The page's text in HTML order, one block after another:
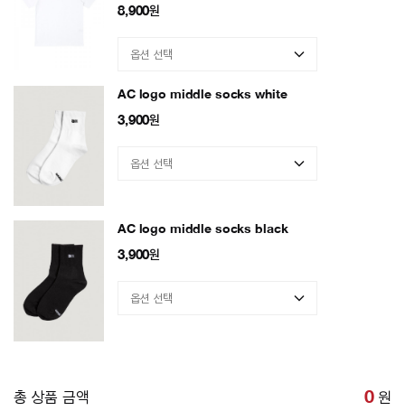
8,900원
AC logo middle socks white
3,900원
AC logo middle socks black
3,900원
총 상품 금액 0 원